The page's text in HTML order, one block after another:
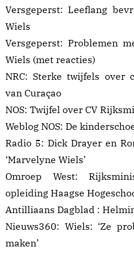
Versgeperst: Leeflang
Wiels
Versgeperst: Problemen
Wiels (met reacties)
NRC: Sterke twijfels over
van Curaçao
NOS: Twijfel over CV
Weblog NOS: De
Radio 5: Dick Drayer en
‘Marvelyne Wiels’
Omroep West:
opleiding Haagse
Antilliaans Dagblad :
Nieuws360: Wiels: ‘Ze
maken’